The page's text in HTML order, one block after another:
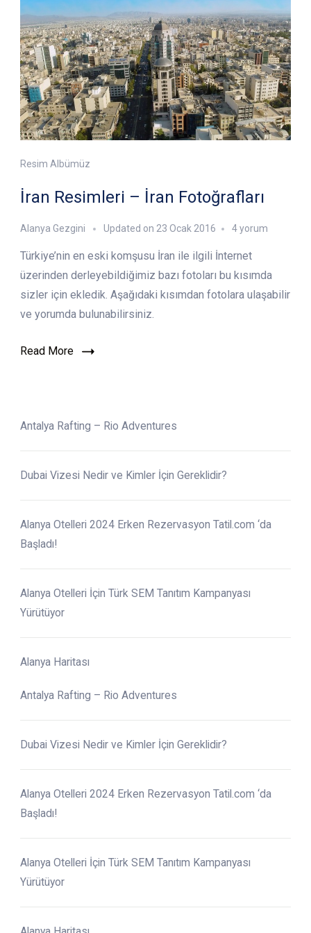
Resim Albümüz
İran Resimleri – İran Fotoğrafları
Alanya Gezgini Updated on 23 Ocak 2016
İran
–
İran
için
4 yorum
Türkiye’nin en eski komşusu İran ile ilgili İnternet
üzerinden derleyebildiğimiz bazı fotoları bu kısımda
sizler için ekledik. Aşağıdaki kısımdan fotolara ulaşabilir
ve yorumda bulunabilirsiniz.
Read More
Antalya Rafting – Rio Adventures
Dubai Vizesi Nedir ve Kimler İçin Gereklidir?
Alanya Otelleri 2024 Erken Rezervasyon Tatil.com ‘da
Başladı!
Alanya Otelleri İçin Türk SEM Tanıtım Kampanyası
Yürütüyor
Alanya Haritası
Antalya Rafting – Rio Adventures
Dubai Vizesi Nedir ve Kimler İçin Gereklidir?
Alanya Otelleri 2024 Erken Rezervasyon Tatil.com ‘da
Başladı!
Alanya Otelleri İçin Türk SEM Tanıtım Kampanyası
Yürütüyor